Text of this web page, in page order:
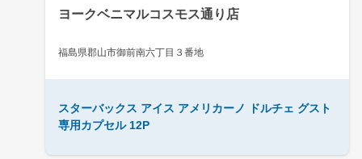
ヨークベニマルコスモス通り店
福島県郡山市御前南六丁目３番地
スターバックス アイス アメリカーノ ドルチェ グスト
専用カプセル 12P